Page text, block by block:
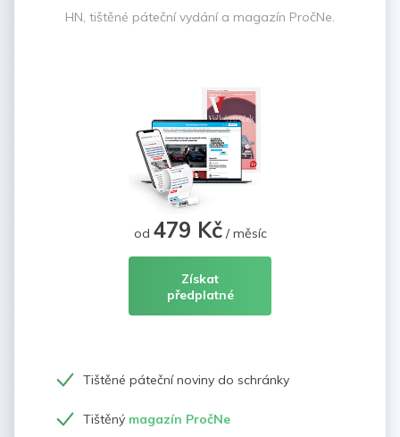
HN, tištěné páteční vydání a magazín PročNe.
od 479 Kč/ měsíc
Získat
předplatné
Tištěné páteční noviny do schránky
Tištěný magazín PročNe